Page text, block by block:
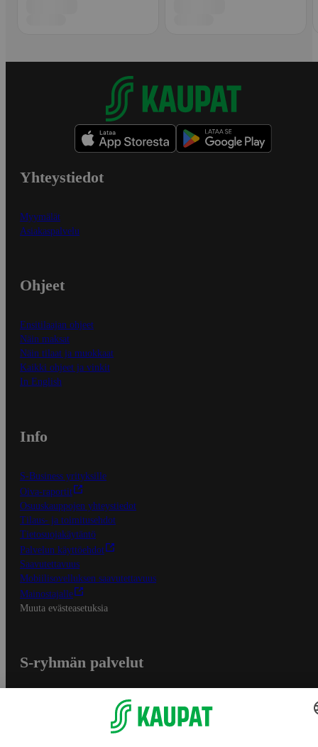
Yhteystiedot
Myymälät
Asiakaspalvelu
Ohjeet
Ensitilaajan ohjeet
Näin maksat
Näin tilaat ja muokkaat
Kaikki ohjeet ja vinkit
In English
Info
S-Business yrityksille
Oiva-raportit
Osuuskauppojen yhteystiedot
Tilaus- ja toimitusehdot
Tietosuojakäytäntö
Palvelun käyttöehdot
Saavutettavuus
Mobiilisovelluksen saavutettavuus
Mainostajalle
Muuta evästeasetuksia
S-ryhmän palvelut
Yhteishyvä Ruoka -sovellus